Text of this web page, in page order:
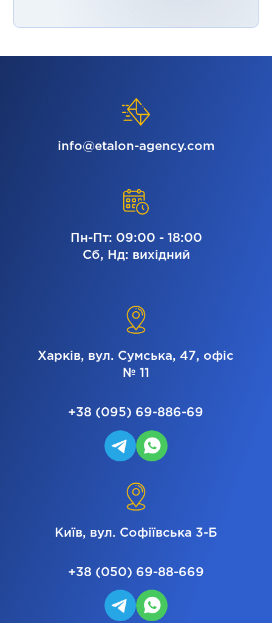
info@etalon-agency.com
Пн-Пт: 09:00 - 18:00
Сб, Нд: вихідний
Харків, вул. Сумська, 47, офіс
№ 11
+38 (095) 69-886-69
Київ, вул. Софіївська 3-Б
+38 (050) 69-88-669